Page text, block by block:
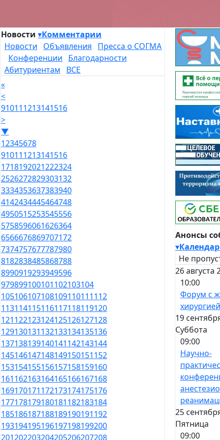
Новости ▾Комментарии
Новости
Объявления
Пресса о СОГМА
Конференции
Благодарности
Абитуриентам
ВСЕ
«
<
910111213141516
>
▼
12345678
910111213141516
1718192021222324
2526272829303132
3334353637383940
4142434445464748
4950515253545556
5758596061626364
6566676869707172
7374757677787980
8182838485868788
8990919293949596
979899100101102103104
105106107108109110111112
113114115116117118119120
121122123124125126127128
129130131132133134135136
137138139140141142143144
145146147148149150151152
153154155156157158159160
161162163164165166167168
169170171172173174175176
177178179180181182183184
185186187188189190191192
193194195196197198199200
201202203204205206207208
Анонсы
▾
Не
26 августа
10:00
Форум с
хирургией
19
Суббота
09:00
Научно-
25
Пятница
09:00